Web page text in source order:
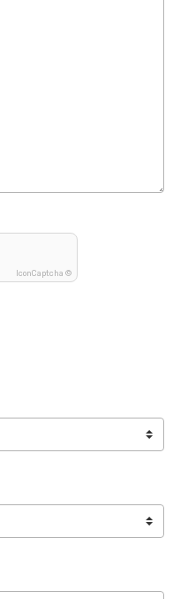
IconCaptcha ©